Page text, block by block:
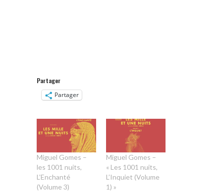
Partager
Partager
Miguel Gomes –
les 1001 nuits,
L’Enchanté
(Volume 3)
Miguel Gomes –
« Les 1001 nuits,
L’Inquiet (Volume
1) »